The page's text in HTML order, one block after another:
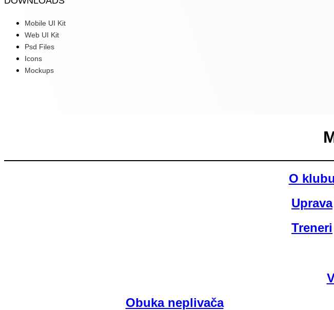
Mobile UI Kit
Web UI Kit
Psd Files
Icons
Mockups
O klubu
Uprava
Treneri
Obuka neplivača